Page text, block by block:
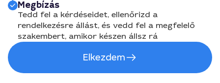
Megbízás
Tedd fel a kérdéseidet, ellenőrizd a
rendelkezésre állást, és vedd fel a megfelelő
szakembert, amikor készen állsz rá
Elkezdem